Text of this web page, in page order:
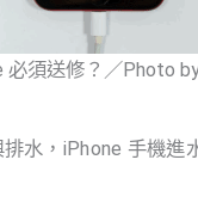
必須送修？／Photo
水，iPhone 手機進